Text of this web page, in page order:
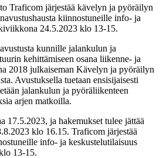
Traficom järjestää kävelyn ja pyöräilyn
kiinnostuneille info- ja
24.5.2023 klo 13-15.
kunnille jalankulun ja
kehittämiseen osana liikenne- ja
2018 julkaiseman Kävelyn ja pyöräilyn
Avustuksella tuetaan ensisijaisesti
jalankulun ja pyöräliikenteen
arjen matkoilla.
17.5.2023, ja hakemukset tulee jättää
klo 16.15. Traficom järjestää
info- ja keskustelutilaisuus
13-15.